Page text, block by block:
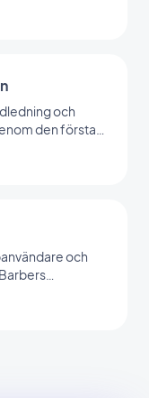
och
den första
och